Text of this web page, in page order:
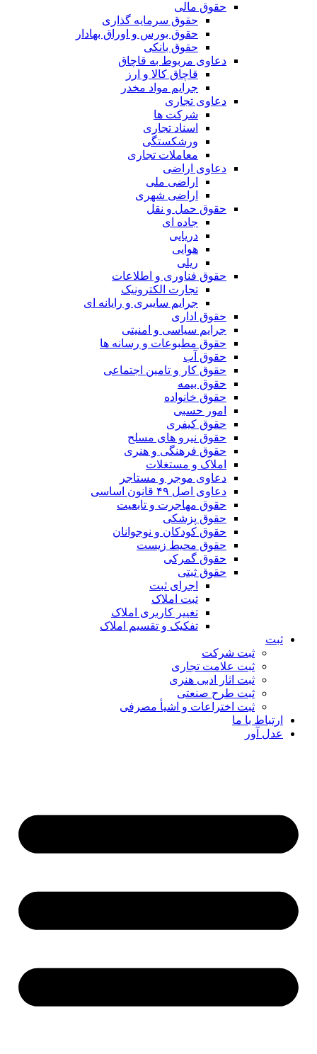
حقوق مالی
حقوق سرمایه گذاری
حقوق بورس و اوراق بهادار
حقوق بانکی
دعاوی مربوط به قاچاق
قاچاق کالا و ارز
جرایم مواد مخدر
دعاوی تجاری
شرکت ها
اسناد تجاری
ورشکستگی
معاملات تجاری
دعاوی اراضی
اراضی ملی
اراضی شهری
حقوق حمل و نقل
جاده ای
دریایی
هوایی
ریلی
حقوق فناوری و اطلاعات
تجارت الکترونیک
جرایم سایبری و رایانه ای
حقوق اداری
جرایم سیاسی و امنیتی
حقوق مطبوعات و رسانه ها
حقوق آب
حقوق کار و تامین اجتماعی
حقوق بیمه
حقوق خانواده
امور حسبی
حقوق کیفری
حقوق نیرو های مسلح
حقوق فرهنگی و هنری
املاک و مستغلات
دعاوی موجر و مستاجر
دعاوی اصل ۴۹ قانون اساسی
حقوق مهاجرت و تابعیت
حقوق پزشکی
حقوق کودکان و نوجوانان
حقوق محیط زیست
حقوق گمرکی
حقوق ثبتی
اجرای ثبت
ثبت املاک
تغییر کاربری املاک
تفکیک و تقسیم املاک
ثبت
ثبت شرکت
ثبت علامت تجاری
ثبت اثار ادبی هنری
ثبت طرح صنعتی
ثبت اختراعات و اشیا‌ٔ مصرفی
ارتباط با ما
عدل آور